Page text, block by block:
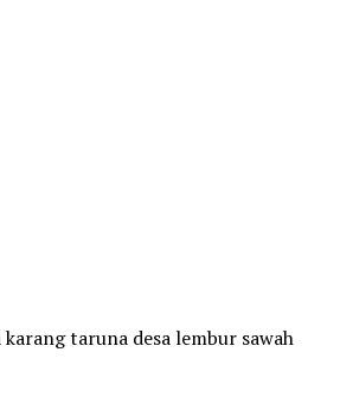
taruna desa lembur sawah